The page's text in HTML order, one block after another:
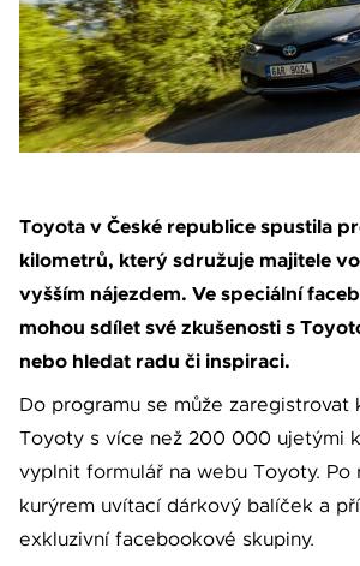
Toyota v České republice spustila
kilometrů, který sdružuje majitele
vyšším nájezdem. Ve speciální
mohou sdílet své zkušenosti s
nebo hledat radu či inspiraci.
Do programu se může zaregistrovat
Toyoty s více než 200 000 ujetými
vyplnit formulář na webu Toyoty.
kurýrem uvítací dárkový balíček a
exkluzivní facebookové skupiny.
Popis
Souhlasím se zpracováním
*
Přihlášení k odběru novinek
Odeslat
Váše zpráva
odeslána.
za Váš
Při odesílání
vyskytla
Zkuste to
chvíli znovu.